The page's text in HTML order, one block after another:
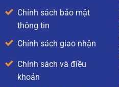
Chính sách bảo mật
thông tin
Chính sách giao nhận
Chính sách và điều
khoản